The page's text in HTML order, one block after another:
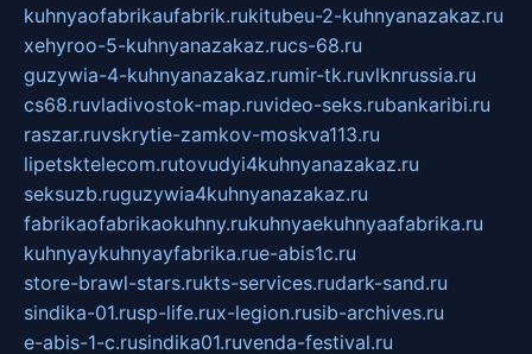
kuhnyaofabrikaufabrik.rukitubeu-2-kuhnyanazakaz.ru
xehyroo-5-kuhnyanazakaz.rucs-68.ru
guzywia-4-kuhnyanazakaz.rumir-tk.ruvlknrussia.ru
cs68.ruvladivostok-map.ruvideo-seks.rubankaribi.ru
raszar.ruvskrytie-zamkov-moskva113.ru
lipetsktelecom.rutovudyi4kuhnyanazakaz.ru
seksuzb.ruguzywia4kuhnyanazakaz.ru
fabrikaofabrikaokuhny.rukuhnyaekuhnyaafabrika.ru
kuhnyaykuhnyayfabrika.rue-abis1c.ru
store-brawl-stars.rukts-services.rudark-sand.ru
sindika-01.rusp-life.rux-legion.rusib-archives.ru
e-abis-1-c.rusindika01.ruvenda-festival.ru